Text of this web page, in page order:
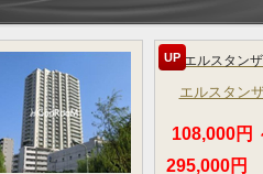
UP
エルスタン
108,000円
295,000円